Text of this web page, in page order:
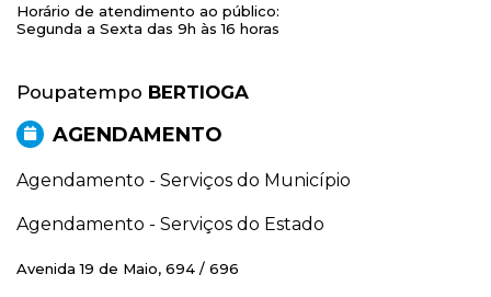
Horário de atendimento ao público:
Segunda a Sexta das 9h às 16 horas
Poupatempo BERTIOGA
AGENDAMENTO
Agendamento - Serviços do Município
Agendamento - Serviços do Estado
Avenida 19 de Maio, 694 / 696